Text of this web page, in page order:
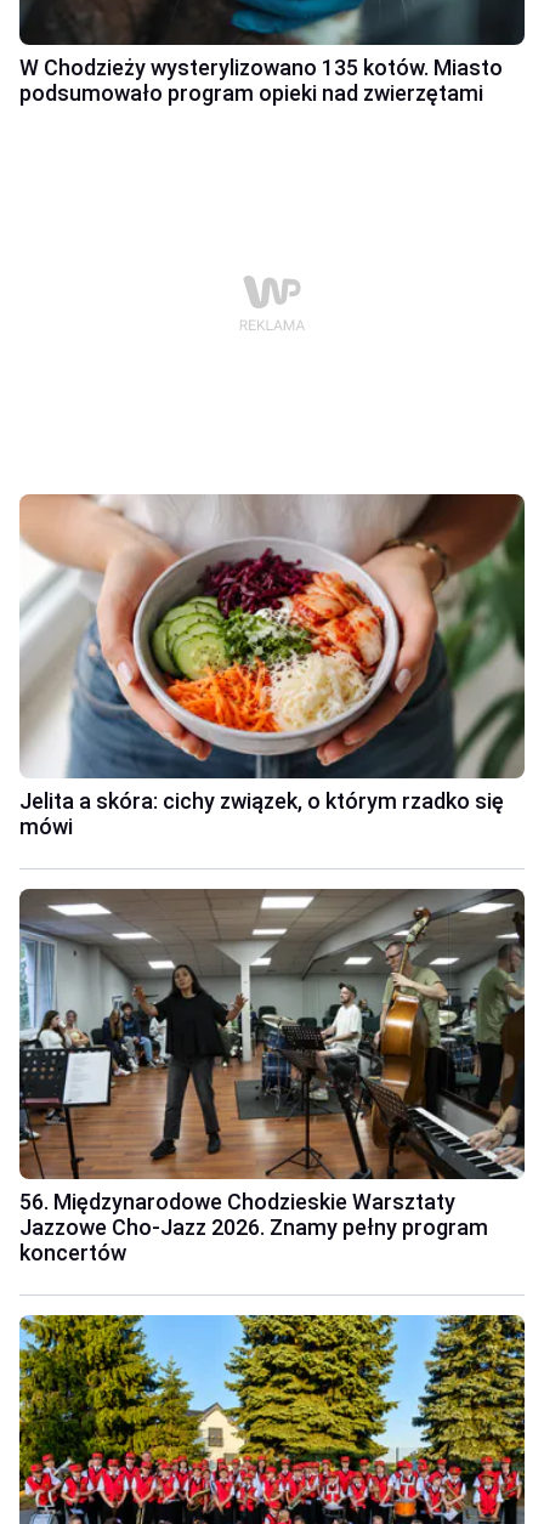
W Chodzieży wysterylizowano 135 kotów. Miasto
podsumowało program opieki nad zwierzętami
Jelita a skóra: cichy związek, o którym rzadko się
mówi
56. Międzynarodowe Chodzieskie Warsztaty
Jazzowe Cho-Jazz 2026. Znamy pełny program
koncertów